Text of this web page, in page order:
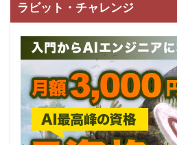
ラビット・チャレンジ